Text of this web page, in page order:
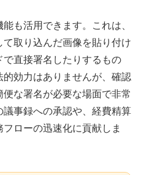
も活用できます。これは、
取り込んだ画像を貼り付け
直接署名したりするもの
効力はありませんが、確認
な署名が必要な場面で非常
事録への承認や、経費精算
ローの迅速化に貢献しま